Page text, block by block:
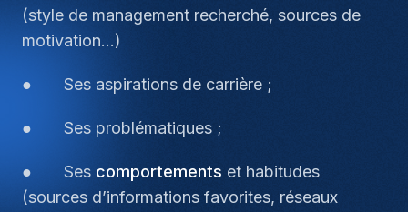
(style de management recherché, sources de
motivation…)
● Ses aspirations de carrière ;
● Ses problématiques ;
● Ses comportements et habitudes
(sources d’informations favorites, réseaux